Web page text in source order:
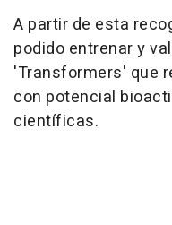
A partir de esta
podido entrenar y
'Transformers' que
con potencial
científicas.